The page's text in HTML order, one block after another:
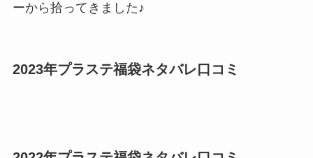
ーから拾ってきました♪
2023年プラステ福袋ネタバレ 口コミ